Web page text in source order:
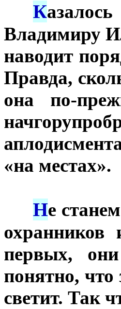
К
Владимиру
наводит
Правда,
она по-
«на местах».
Не
охранников
первых,
понятно, что
светит. Так